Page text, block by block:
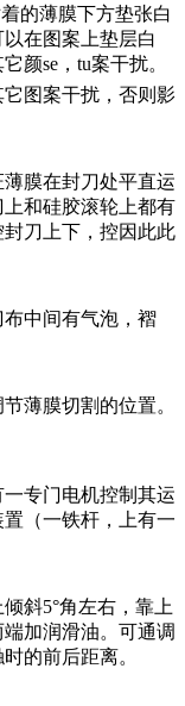
的薄膜下方垫张白
在图案上垫层白
颜se，tu案干扰。
图案干扰，否则影
膜在封刀处平直运
和硅胶滚轮上都有
刀上下，控因此此
中间有气泡，褶
薄膜切割的位置。
一专门电机控制其运
（一铁杆，上有一
斜5°角左右，靠上
加润滑油。可通调
的前后距离。